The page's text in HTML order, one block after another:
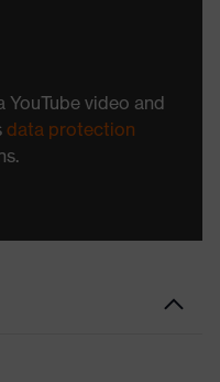
video and
data protection